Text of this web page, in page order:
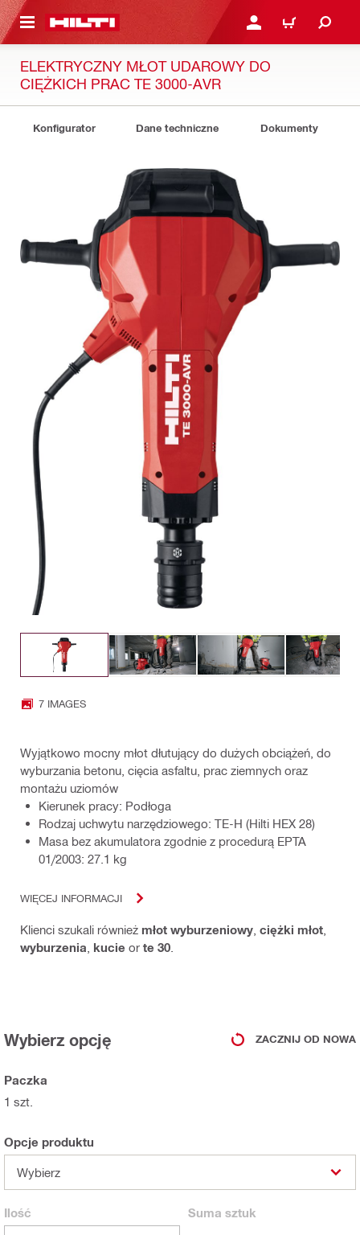
GŁÓWNEJ ZALOGUJ SIĘ LUB
KOSZYK
ELEKTRYCZNY MŁOT UDAROWY DO
CIĘŻKICH PRAC TE 3000-AVR
Konfigurator Dane techniczne Dokumenty
7 IMAGES
Wyjątkowo mocny młot dłutujący do dużych obciążeń, do
wyburzania betonu, cięcia asfaltu, prac ziemnych oraz
montażu uziomów
Kierunek pracy: Podłoga
Rodzaj uchwytu narzędziowego: TE-H (Hilti HEX 28)
Masa bez akumulatora zgodnie z procedurą EPTA
01/2003: 27.1 kg
WIĘCEJ INFORMACJI
Klienci szukali również młot wyburzeniowy ciężki młot
wyburzenia kucie or te 30
Wybierz opcję ZACZNIJ OD NOWA
Paczka
1 szt.
Opcje produktu
Wybierz
Ilość Suma sztuk